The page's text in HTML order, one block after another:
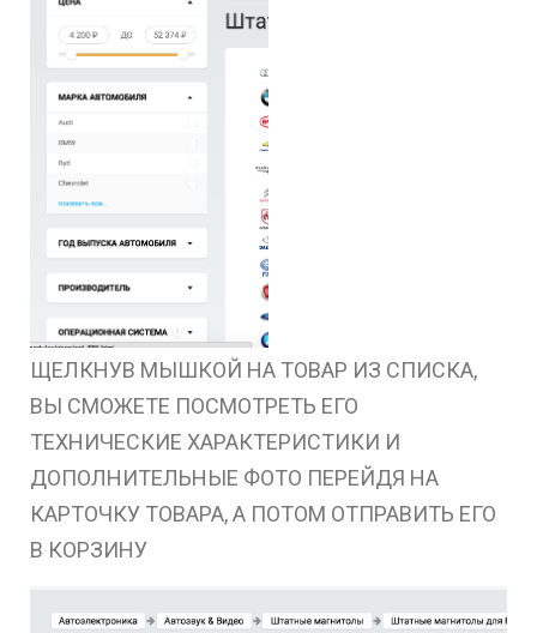
ЩЕЛКНУВ МЫШКОЙ НА ТОВАР ИЗ СПИСКА,
ВЫ СМОЖЕТЕ ПОСМОТРЕТЬ ЕГО
ТЕХНИЧЕСКИЕ ХАРАКТЕРИСТИКИ И
ДОПОЛНИТЕЛЬНЫЕ ФОТО ПЕРЕЙДЯ НА
КАРТОЧКУ ТОВАРА, А ПОТОМ ОТПРАВИТЬ ЕГО
В КОРЗИНУ